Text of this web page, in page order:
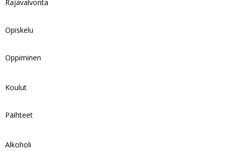
Rajavalvonta
Opiskelu
Oppiminen
Koulut
Päihteet
Alkoholi